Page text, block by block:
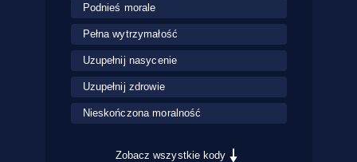
Podnieś morale
Pełna wytrzymałość
Uzupełnij nasycenie
Uzupełnij zdrowie
Nieskończona moralność
Zobacz wszystkie kody